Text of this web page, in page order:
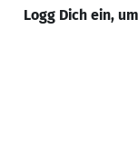
Logg Dich ein,